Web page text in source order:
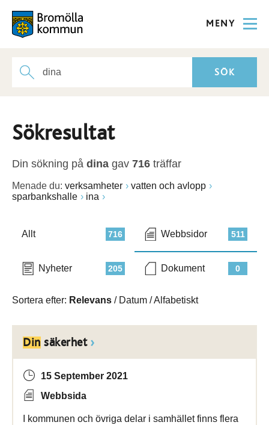
MENY
Sökresultat
Din sökning på dina gav 716 träffar
Menade du: verksamheter
vatten och avlopp
sparbankshalle
ina
716
Allt 511
Webbsidor
205
Nyheter 0
Dokument
Sortera efter: Relevans / Datum /Alfabetiskt
Din säkerhet
15 September 2021
Webbsida
I kommunen och övriga delar i samhället finns flera